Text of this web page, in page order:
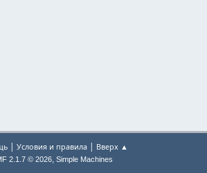
| Условия и правила | Вверх ▲
2.1.7 © 2026, Simple Machines